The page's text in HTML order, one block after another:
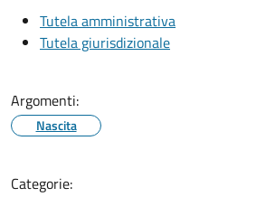
Tutela amministrativa
Tutela giurisdizionale
Argomenti:
Nascita
Categorie: